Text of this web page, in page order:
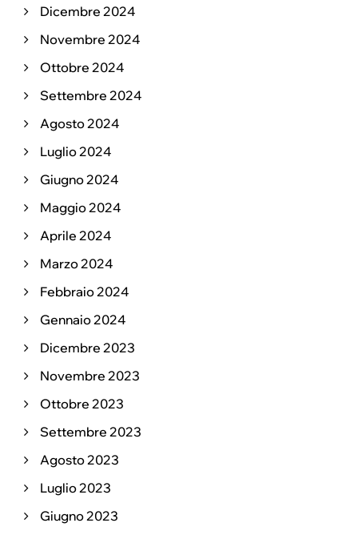
Dicembre 2024
Novembre 2024
Ottobre 2024
Settembre 2024
Agosto 2024
Luglio 2024
Giugno 2024
Maggio 2024
Aprile 2024
Marzo 2024
Febbraio 2024
Gennaio 2024
Dicembre 2023
Novembre 2023
Ottobre 2023
Settembre 2023
Agosto 2023
Luglio 2023
Giugno 2023